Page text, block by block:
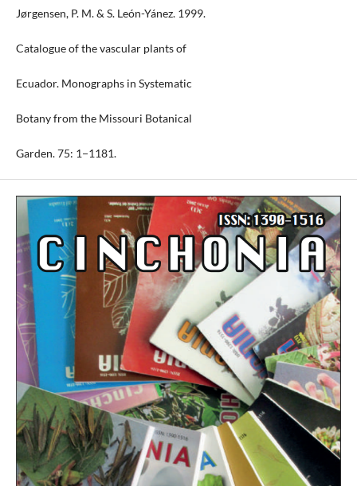
Jørgensen, P. M. & S. León-Yánez. 1999.
Catalogue of the vascular plants of
Ecuador. Monographs in Systematic
Botany from the Missouri Botanical
Garden. 75: 1−1181.